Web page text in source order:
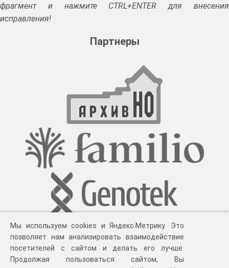
фрагмент и нажмите CTRL+ENTER для внесения
исправления!
Партнеры
Мы используем cookies и Яндекс.Метрику. Это
позволяет нам анализировать взаимодействие
посетителей с сайтом и делать его лучше.
Продолжая пользоваться сайтом, Вы